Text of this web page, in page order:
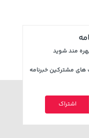
مند شوید
های مشترکین خبرنامه
اشتراک